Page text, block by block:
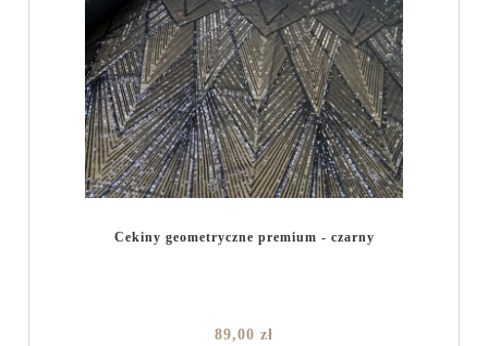
Cekiny geometryczne premium - czarny
89,00 zł